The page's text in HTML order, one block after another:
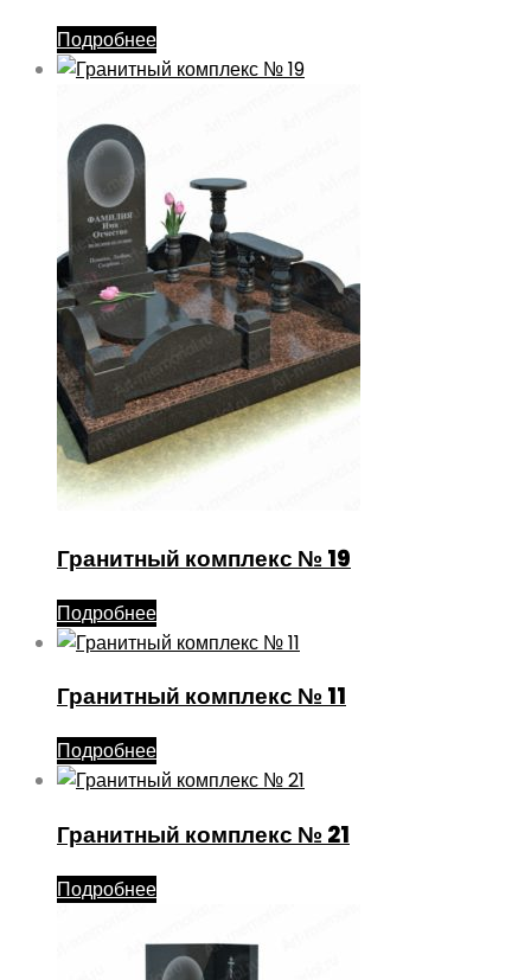
Подробнее
Гранитный комплекс № 19
Подробнее
Гранитный комплекс № 11
Подробнее
Гранитный комплекс № 21
Подробнее